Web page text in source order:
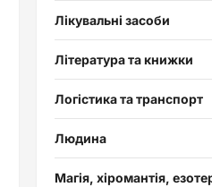
Лікувальні засоби
Література та книжки
Логістика та транспорт
Людина
Магія, хіромантія,